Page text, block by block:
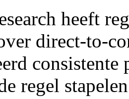
heeft
direct-to-
consistente
regel